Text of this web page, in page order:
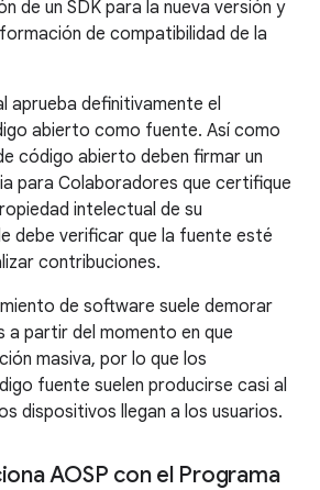
de un SDK para la nueva versión y
de compatibilidad de la
aprueba definitivamente el
abierto como fuente. Así como
código abierto deben firmar un
para Colaboradores que certifique
intelectual de su
debe verificar que la fuente esté
contribuciones.
de software suele demorar
a partir del momento en que
masiva, por lo que los
fuente suelen producirse casi al
dispositivos llegan a los usuarios.
AOSP con el Programa